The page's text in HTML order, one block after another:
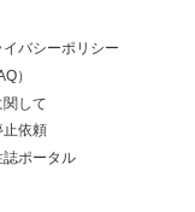
バシーポリシー
）
して
止依頼
ポータル